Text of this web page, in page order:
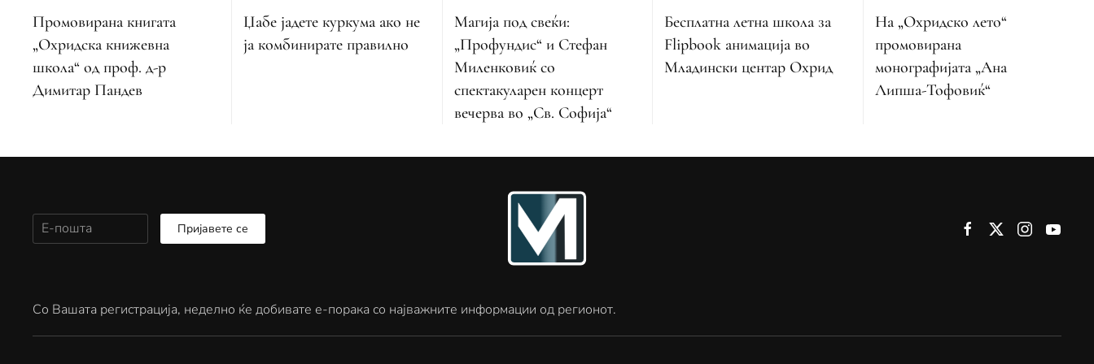
Промовирана книгата
„Охридска книжевна
школа“ од проф. д-р
Димитар Пандев
Џабе јадете куркума ако не
ја комбинирате правилно
Магија под свеќи:
„Профундис“ и Стефан
Миленковиќ со
спектакуларен концерт
вечерва во „Св. Софија“
Бесплатна летна школа за
Flipbook анимација во
Младински центар Охрид
На „Охридско лето“
промовирана
монографијата „Ана
Липша-Тофовиќ“
Пријавете се
Со Вашата регистрација, неделно ќе добивате е-порака со најважните информации од регионот.